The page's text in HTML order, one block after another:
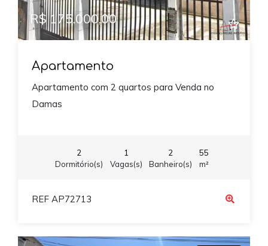
R$ 175.000,00
Apartamento
Apartamento com 2 quartos para Venda no
Damas
2
Dormitório(s)
1
Vagas(s)
2
Banheiro(s)
55
m²
REF AP72713